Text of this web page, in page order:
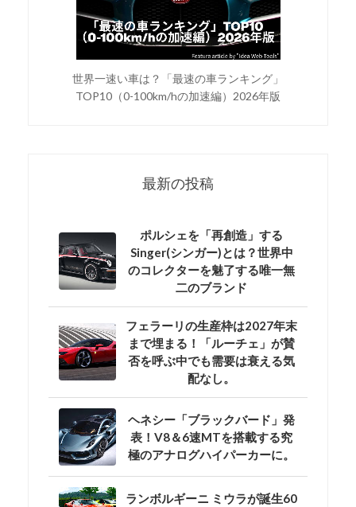
世界一速い車は？「最速の車ランキング」
TOP10（0-100km/hの加速編）2026年版
最新の投稿
ポルシェを「再創造」する
Singer(シンガー)とは？世界中
のコレクターを魅了する唯一無
二のブランド
フェラーリの生産枠は2027年末
まで埋まる！「ルーチェ」が賛
否を呼ぶ中でも需要は衰える気
配なし。
ヘネシー「ブラックバード」発
表！V8＆6速MTを搭載する究
極のアナログハイパーカーに。
ランボルギーニ ミウラが誕生60